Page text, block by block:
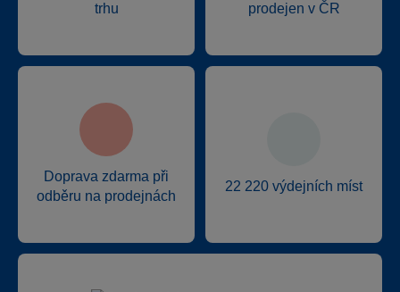
trhu
prodejen v ČR
Doprava zdarma při
odběru na prodejnách
22 220 výdejních míst